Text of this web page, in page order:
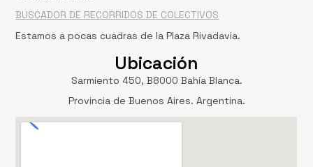
BUSCADOR DE RECORRIDOS DE COLECTIVOS
Estamos a pocas cuadras de la Plaza Rivadavia.
Ubicación
Sarmiento 450, B8000 Bahía Blanca.
Provincia de Buenos Aires. Argentina.